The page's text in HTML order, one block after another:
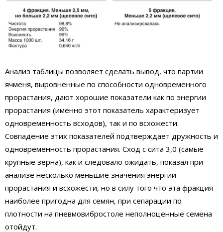
Анализ таблицы позволяет сделать вывод, что партии
ячменя, выровненные по способности одновременного
прорастания, дают хорошие показатели как по энергии
прорастания (именно этот показатель характеризует
одновременность всходов), так и по всхожести.
Совпадение этих показателей подтверждает дружность и
одновременность прорастания. Сход с сита 3,0 (самые
крупные зерна), как и следовало ожидать, показал при
анализе несколько меньшие значения энергии
прорастания и всхожести, но в силу того что эта фракция
наиболее пригодна для семян, при сепарации по
плотности на пневмовибростоле неполноценные семена
отойдут.